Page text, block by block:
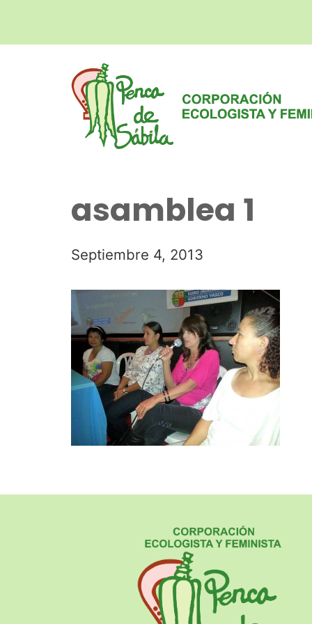
asamblea 1
Septiembre 4, 2013